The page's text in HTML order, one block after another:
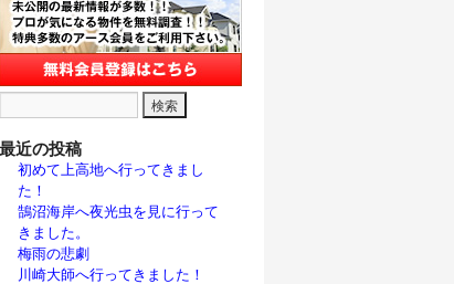
最近の投稿
初めて上高地へ行ってきまし
た！
鵠沼海岸へ夜光虫を見に行って
きました。
梅雨の悲劇
川崎大師へ行ってきました！